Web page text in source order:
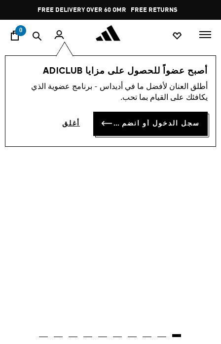
Pause
promotion
rotation
FREE DELIVERY OVER 60 OMR FREE RETURNS
0
أصبح عضواً للحصول على مزايا ADICLUB
أطلق العنان لأفضل ما في أديداس - برنامج عضوية الذي
يكافئك على القيام بما تحب.
سجل الدخول أو انضم الآن أغلق
الرجال أحذية
أحذية BREAKNET 3.0
OMR 31.50